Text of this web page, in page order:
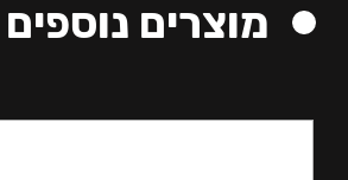
מוצרים נוספים